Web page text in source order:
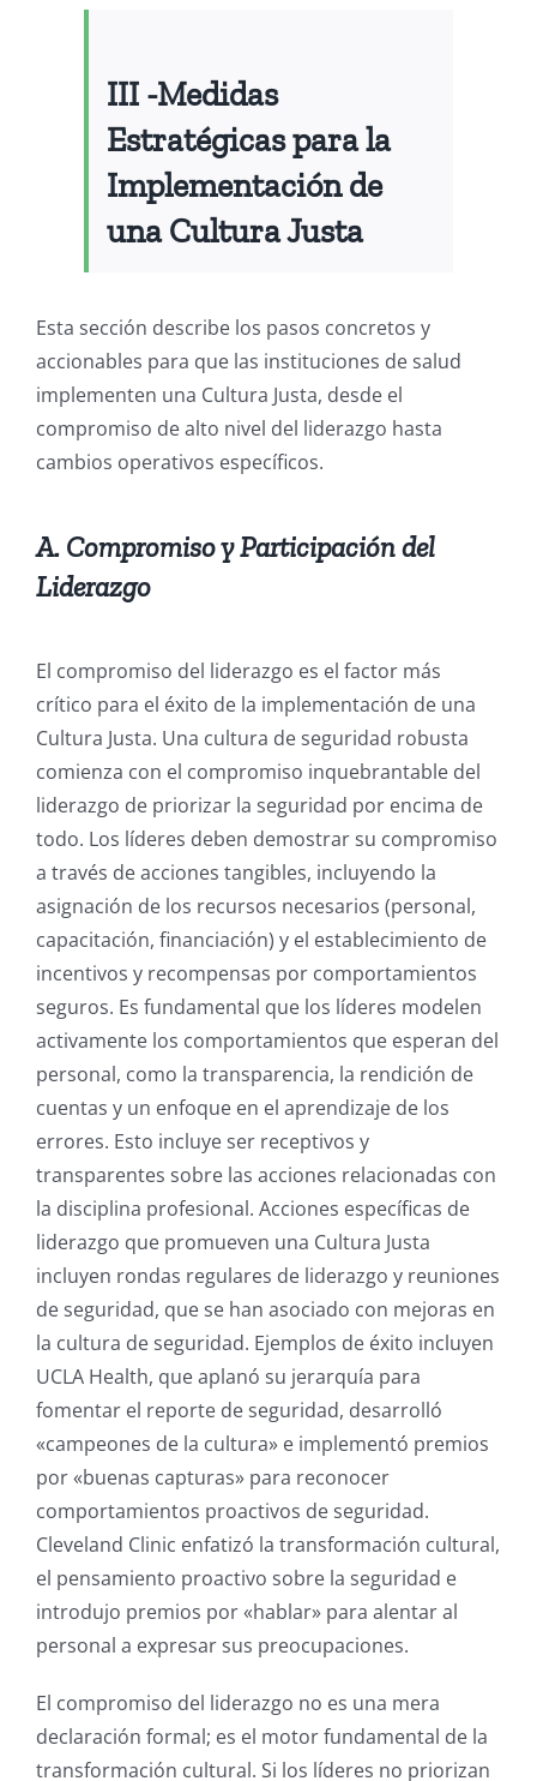
III -Medidas
Estratégicas para la
Implementación de
una Cultura Justa
Esta sección describe los pasos concretos y
accionables para que las instituciones de salud
implementen una Cultura Justa, desde el
compromiso de alto nivel del liderazgo hasta
cambios operativos específicos.
A. Compromiso y Participación del
Liderazgo
El compromiso del liderazgo es el factor más
crítico para el éxito de la implementación de una
Cultura Justa. Una cultura de seguridad robusta
comienza con el compromiso inquebrantable del
liderazgo de priorizar la seguridad por encima de
todo. Los líderes deben demostrar su compromiso
a través de acciones tangibles, incluyendo la
asignación de los recursos necesarios (personal,
capacitación, financiación) y el establecimiento de
incentivos y recompensas por comportamientos
seguros. Es fundamental que los líderes modelen
activamente los comportamientos que esperan del
personal, como la transparencia, la rendición de
cuentas y un enfoque en el aprendizaje de los
errores. Esto incluye ser receptivos y
transparentes sobre las acciones relacionadas con
la disciplina profesional. Acciones específicas de
liderazgo que promueven una Cultura Justa
incluyen rondas regulares de liderazgo y reuniones
de seguridad, que se han asociado con mejoras en
la cultura de seguridad. Ejemplos de éxito incluyen
UCLA Health, que aplanó su jerarquía para
fomentar el reporte de seguridad, desarrolló
«campeones de la cultura» e implementó premios
por «buenas capturas» para reconocer
comportamientos proactivos de seguridad.
Cleveland Clinic enfatizó la transformación cultural,
el pensamiento proactivo sobre la seguridad e
introdujo premios por «hablar» para alentar al
personal a expresar sus preocupaciones.
El compromiso del liderazgo no es una mera
declaración formal; es el motor fundamental de la
transformación cultural. Si los líderes no priorizan